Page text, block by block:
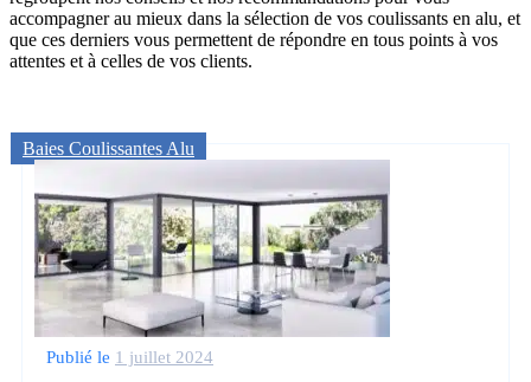
accompagner au mieux dans la sélection de vos coulissants en alu, et
que ces derniers vous permettent de répondre en tous points à vos
attentes et à celles de vos clients.
Baies Coulissantes Alu
Publié le 1 juillet 2024